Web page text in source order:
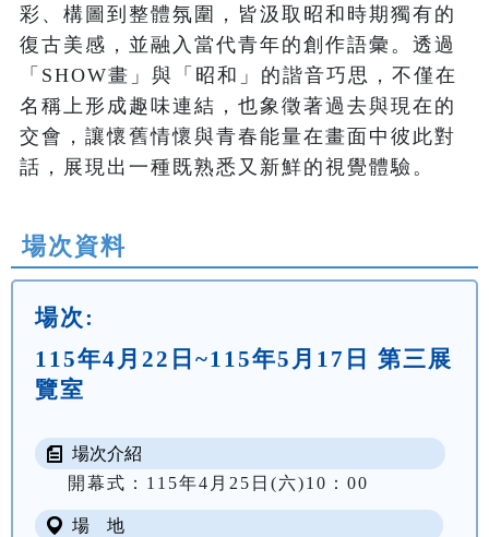
彩、構圖到整體氛圍，皆汲取昭和時期獨有的
復古美感，並融入當代青年的創作語彙。透過
「SHOW畫」與「昭和」的諧音巧思，不僅在
名稱上形成趣味連結，也象徵著過去與現在的
交會，讓懷舊情懷與青春能量在畫面中彼此對
話，展現出一種既熟悉又新鮮的視覺體驗。
場次資料
場次:
115年4月22日~115年5月17日 第三展
覽室
場次介紹
開幕式：115年4月25日(六)10：00
場 地